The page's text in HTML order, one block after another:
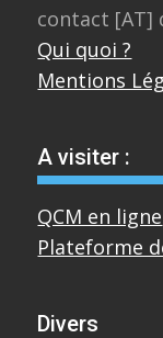
contact [AT]
Qui quoi ?
Mentions
A visiter :
QCM en ligne
Plateforme
Divers